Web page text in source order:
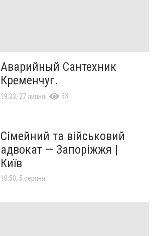
Аварийный Сантехник
Кременчуг.
19:33, 27 липня 33
Сімейний та військовий
адвокат — Запоріжжя |
Київ
10:50, 5 серпня